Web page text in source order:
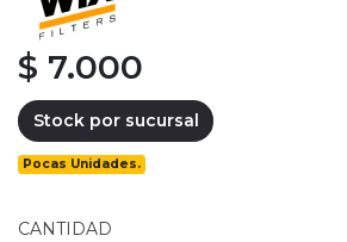
$ 7.000
Stock por sucursal
Pocas Unidades.
CANTIDAD